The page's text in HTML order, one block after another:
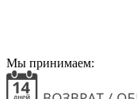
Мы принимаем: